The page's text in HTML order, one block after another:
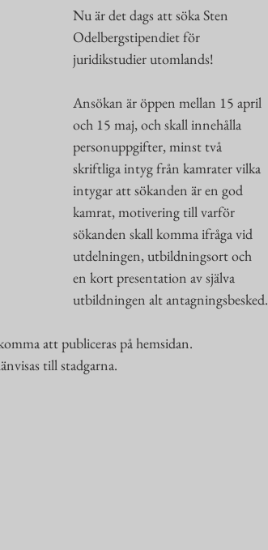
Nu är det dags att söka Sten
Odelbergstipendiet för
juridikstudier utomlands!
Ansökan är öppen mellan 15 april
och 15 maj, och skall innehålla
personuppgifter, minst två
skriftliga intyg från kamrater vilka
intygar att sökanden är en god
kamrat, motivering till varför
sökanden skall komma ifråga vid
utdelningen, utbildningsort och
en kort presentation av själva
utbildningen alt antagningsbesked.
att publiceras på hemsidan.
till stadgarna.